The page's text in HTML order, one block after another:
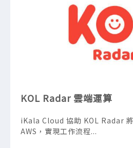
KOL Radar 雲端運算
iKala Cloud 協助 KOL Radar
AWS，實現工作流程...